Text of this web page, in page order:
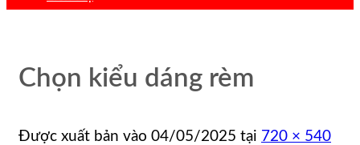
Chọn kiểu dáng rèm
Được xuất bản vào 04/05/2025 tại 720 × 540